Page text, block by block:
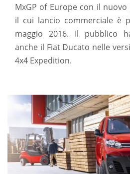
MxGP of Europe con il nuovo
il cui lancio commerciale è
maggio 2016. Il pubblico
anche il Fiat Ducato nelle
4x4 Expedition.